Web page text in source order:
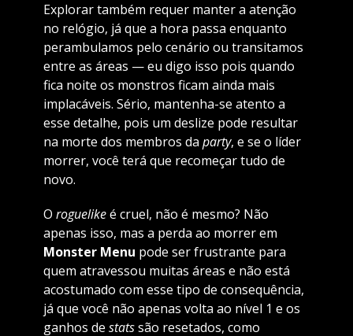
Explorar também requer manter a atenção
no relógio, já que a hora passa enquanto
perambulamos pelo cenário ou transitamos
entre as áreas — eu digo isso pois quando
fica noite os monstros ficam ainda mais
implacáveis. Sério, mantenha-se atento a
esse detalhe, pois um deslize pode resultar
na morte dos membros da party, e se o líder
morrer, você terá que recomeçar tudo de
novo.
O roguelikeé cruel, não é mesmo? Não
apenas isso, mas a perda ao morrer em
Monster Menu pode ser frustrante para
quem atravessou muitas áreas e não está
acostumado com esse tipo de consequência,
já que você não apenas volta ao nível 1 e os
ganhos de statssão resetados, como